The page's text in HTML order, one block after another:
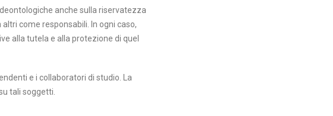
anche sulla riservatezza
come responsabili. In ogni caso,
alla tutela e alla protezione di quel
e i collaboratori di studio. La
tali soggetti.